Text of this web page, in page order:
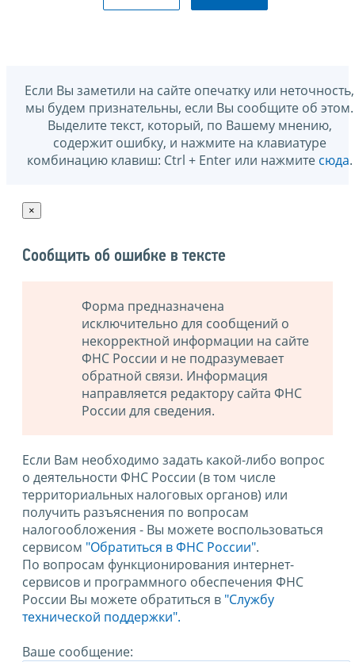
Если Вы заметили на сайте опечатку или неточность,
мы будем признательны, если Вы сообщите об этом.
Выделите текст, который, по Вашему мнению,
содержит ошибку, и нажмите на клавиатуре
комбинацию клавиш: Ctrl + Enter или нажмите сюда.
×
Сообщить об ошибке в тексте
Форма предназначена
исключительно для сообщений о
некорректной информации на сайте
ФНС России и не подразумевает
обратной связи. Информация
направляется редактору сайта ФНС
России для сведения.
Если Вам необходимо задать какой-либо вопрос
о деятельности ФНС России (в том числе
территориальных налоговых органов) или
получить разъяснения по вопросам
налогообложения - Вы можете воспользоваться
сервисом "Обратиться в ФНС России".
По вопросам функционирования интернет-
сервисов и программного обеспечения ФНС
России Вы можете обратиться в "Службу
технической поддержки".
Ваше сообщение: